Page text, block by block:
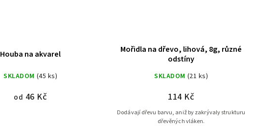
Houba na akvarel
SKLADOM (45 ks)
od 46 Kč
Mořidla na dřevo, lihová, 8g, různé
odstíny
SKLADOM (21 ks)
114 Kč
Dodávají dřevu barvu, aniž by zakrývaly strukturu
dřevěných vláken.